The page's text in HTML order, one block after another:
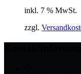
inkl. 7 % MwSt.
zzgl.